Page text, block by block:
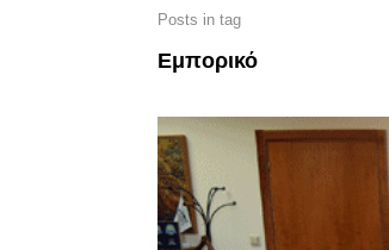
Posts in tag
Εμπορικό